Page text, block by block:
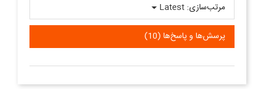
پرسش‌ها و پاسخ‌ها (10)
مرتب‌سازی: Latest